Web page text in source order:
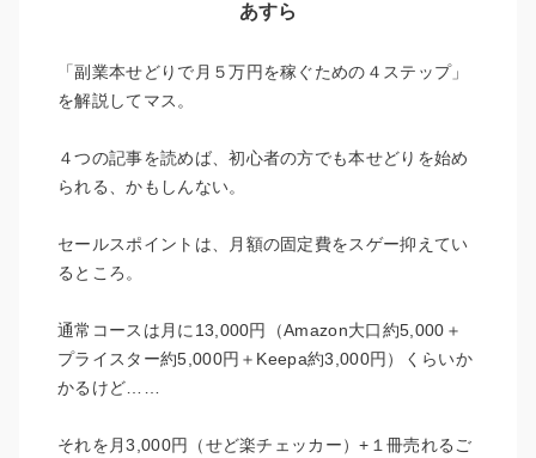
あすら
「副業本せどりで月５万円を稼ぐための４ステップ」
を解説してマス。
４つの記事を読めば、初心者の方でも本せどりを始め
られる、かもしんない。
セールスポイントは、月額の固定費をスゲー抑えてい
るところ。
通常コースは月に13,000円（Amazon大口約5,000＋
プライスター約5,000円＋Keepa約3,000円）くらいか
かるけど……
それを月3,000円（せど楽チェッカー）+１冊売れるご